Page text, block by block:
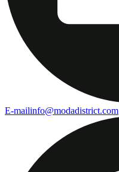
E-mailinfo@modadistrict.com